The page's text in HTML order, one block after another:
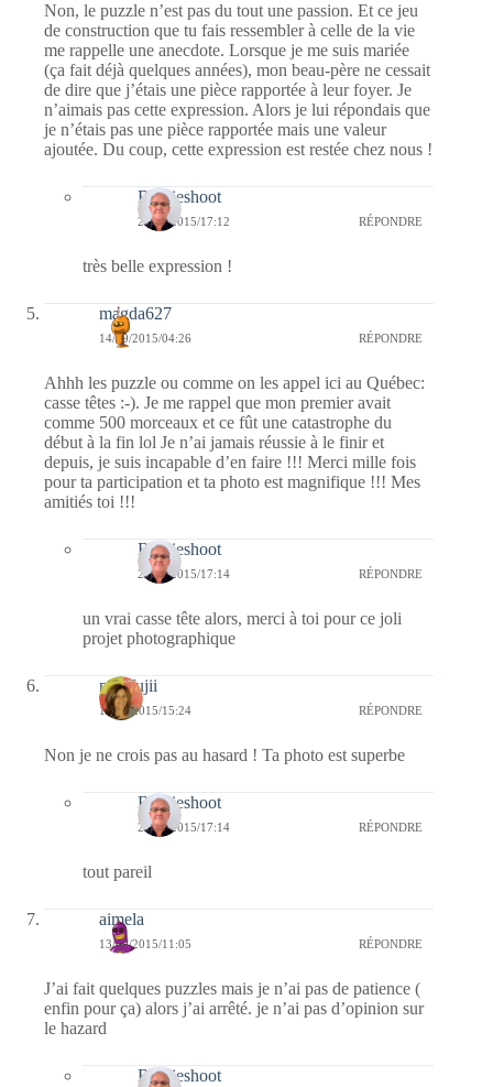
Non, le puzzle n’est pas du tout une passion. Et ce jeu
de construction que tu fais ressembler à celle de la vie
me rappelle une anecdote. Lorsque je me suis mariée
(ça fait déjà quelques années), mon beau-père ne cessait
de dire que j’étais une pièce rapportée à leur foyer. Je
n’aimais pas cette expression. Alors je lui répondais que
je n’étais pas une pièce rapportée mais une valeur
ajoutée. Du coup, cette expression est restée chez nous !
Bernieshoot
20/09/2015/17:12 RÉPONDRE
très belle expression !
magda627
14/09/2015/04:26 RÉPONDRE
Ahhh les puzzle ou comme on les appel ici au Québec:
casse têtes :-). Je me rappel que mon premier avait
comme 500 morceaux et ce fût une catastrophe du
début à la fin lol Je n’ai jamais réussie à le finir et
depuis, je suis incapable d’en faire !!! Merci mille fois
pour ta participation et ta photo est magnifique !!! Mes
amitiés toi !!!
Bernieshoot
20/09/2015/17:14 RÉPONDRE
un vrai casse tête alors, merci à toi pour ce joli
projet photographique
missfujii
13/09/2015/15:24 RÉPONDRE
Non je ne crois pas au hasard ! Ta photo est superbe
Bernieshoot
20/09/2015/17:14 RÉPONDRE
tout pareil
aimela
13/09/2015/11:05 RÉPONDRE
J’ai fait quelques puzzles mais je n’ai pas de patience (
enfin pour ça) alors j’ai arrêté. je n’ai pas d’opinion sur
le hazard
Bernieshoot